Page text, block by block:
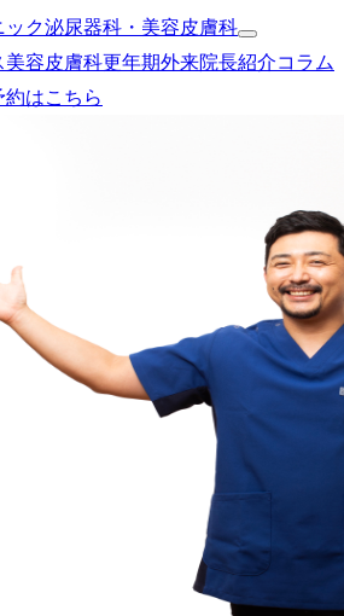
ック泌尿器科・美容皮膚科
美容皮膚科更年期外来院長紹介コラム
約はこちら